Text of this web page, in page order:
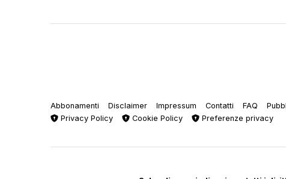
Abbonamenti Disclaimer Impressum Contatti FAQ
Privacy Policy
Cookie Policy Preferenze privacy